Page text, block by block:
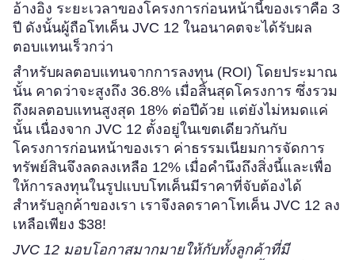
อ้างอิง ระยะเวลาของโครงการก่อนหน้านี้ของเราคือ 3
ปี ดังนั้นผู้ถือโทเค็น JVC 12 ในอนาคตจะได้รับผล
ตอบแทนเร็วกว่า
สำหรับผลตอบแทนจากการลงทุน (ROI) โดยประมาณ
นั้น คาดว่าจะสูงถึง 36.8% เมื่อสิ้นสุดโครงการ ซึ่งรวม
ถึงผลตอบแทนสูงสุด 18% ต่อปีด้วย แต่ยังไม่หมดแค่
นั้น เนื่องจาก JVC 12 ตั้งอยู่ในเขตเดียวกันกับ
โครงการก่อนหน้าของเรา ค่าธรรมเนียมการจัดการ
ทรัพย์สินจึงลดลงเหลือ 12% เมื่อคำนึงถึงสิ่งนี้และเพื่อ
ให้การลงทุนในรูปแบบโทเค็นมีราคาที่จับต้องได้
สำหรับลูกค้าของเรา เราจึงลดราคาโทเค็น JVC 12 ลง
เหลือเพียง $38!
JVC 12 มอบโอกาสมากมายให้กับทั้งลูกค้าที่มี